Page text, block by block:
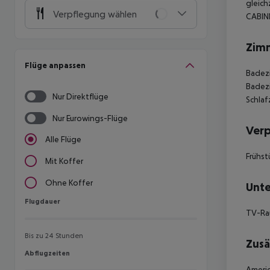
Verpflegung wählen
Flüge anpassen
Nur Direktflüge
Nur Eurowings-Flüge
Alle Flüge
Mit Koffer
Ohne Koffer
Flugdauer
Flugdauer
Bis zu 24 Stunden
Abflugzeiten
Abflugzeiten
TV-